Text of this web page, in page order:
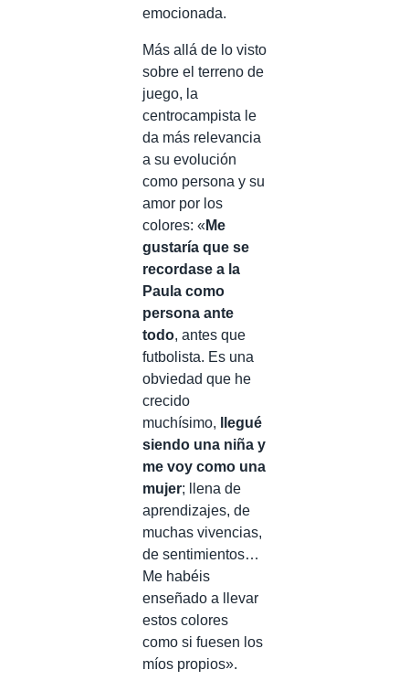
emocionada.
Más allá de lo visto
sobre el terreno de
juego, la
centrocampista le
da más relevancia
a su evolución
como persona y su
amor por los
colores: « Me
gustaría que se
recordase a la
Paula como
persona ante
todo, antes que
futbolista. Es una
obviedad que he
crecido
muchísimo,
llegué
siendo una niña y
me voy como una
mujer; llena de
aprendizajes, de
muchas vivencias,
de sentimientos…
Me habéis
enseñado a llevar
estos colores
como si fuesen los
míos propios».